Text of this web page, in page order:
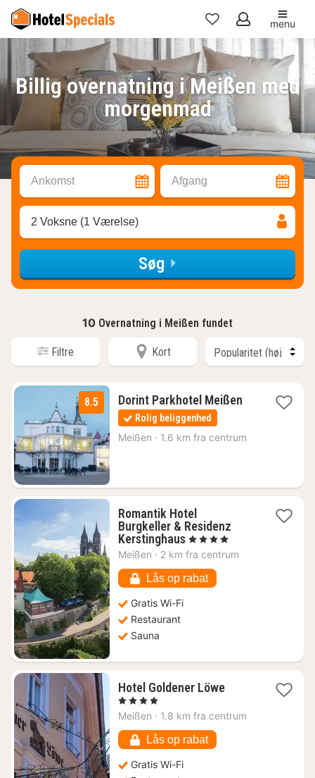
Mine
favoritter
menu
Billig overnatning i Meißen med
morgenmad
Ankomst Afgang
2 Voksne (1 Værelse)
Søg
10 Overnatning i Meißen fundet
Filtre Kort
8.5 Dorint Parkhotel Meißen1
727
Rolig beliggenhed
Meißen · 1.6 km fra centrum
Romantik Hotel
Burgkeller & Residenz
Kerstinghaus1
nat
763
kr.
, 4 Stjerner
Meißen · 2 km fra centrum
Lås op rabat
Gratis Wi-Fi
Restaurant
Sauna
Hotel Goldener Löwe1
fra
, 4 Stjerner
Meißen · 1.8 km fra centrum
Lås op rabat
Gratis Wi-Fi